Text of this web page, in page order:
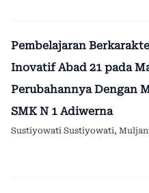
Pembelajaran
Inovatif Abad 21 pada
Perubahannya Dengan
SMK N 1 Adiwerna
Sustiyowati Sustiyowati,